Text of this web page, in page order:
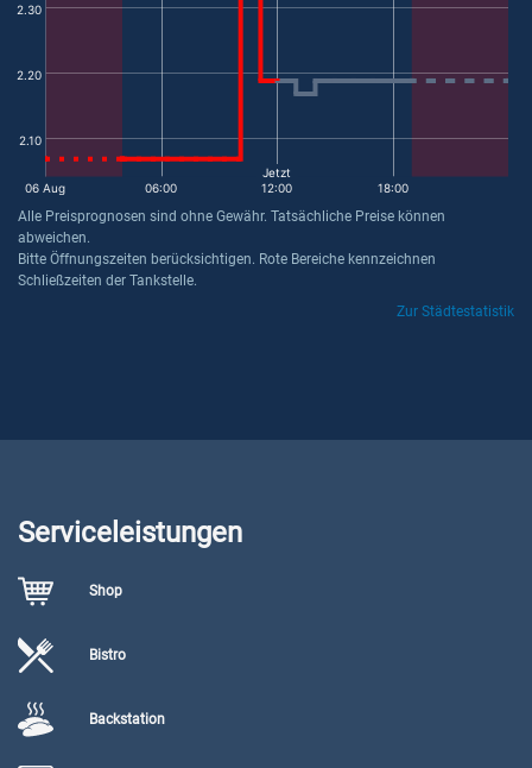
2.10
2.20
2.30
06 Aug 06:00 12:00 18:00
Jetzt
Alle Preisprognosen sind ohne Gewähr. Tatsächliche Preise können
abweichen.
Bitte Öffnungszeiten berücksichtigen. Rote Bereiche kennzeichnen
Schließzeiten der Tankstelle.
Zur Städtestatistik
Serviceleistungen
Shop
Bistro
Backstation